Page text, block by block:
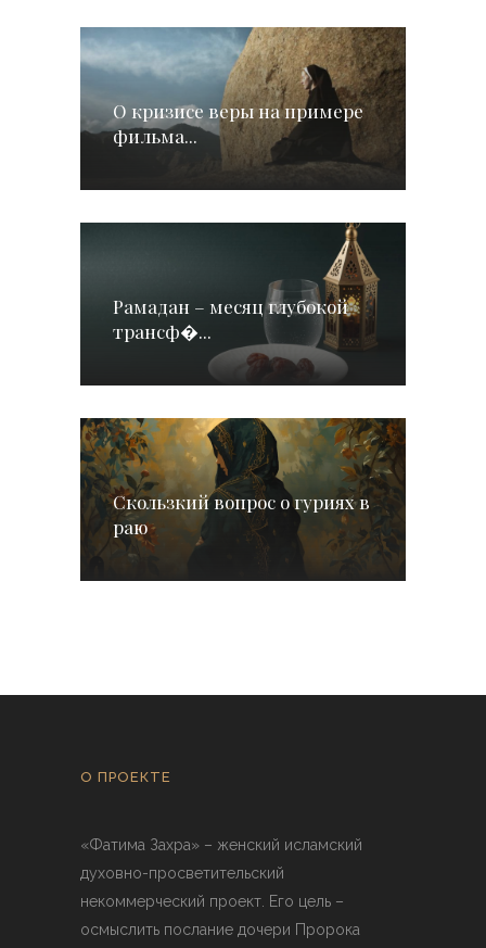
О кризисе веры на примере
фильма...
Рамадан – месяц глубокой
трансф�...
Скользкий вопрос о гуриях в
раю
О ПРОЕКТЕ
«Фатима Захра» – женский исламский
духовно-просветительский
некоммерческий проект. Его цель –
осмыслить послание дочери Пророка